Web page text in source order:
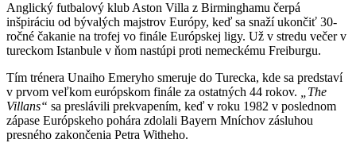
Anglický futbalový klub Aston Villa z Birminghamu čerpá
inšpiráciu od bývalých majstrov Európy, keď sa snaží ukončiť 30-
ročné čakanie na trofej vo finále Európskej ligy. Už v stredu večer v
tureckom Istanbule v ňom nastúpi proti nemeckému Freiburgu.
Tím trénera Unaiho Emeryho smeruje do Turecka, kde sa predstaví
v prvom veľkom európskom finále za ostatných 44 rokov.
„The
Villans“ sa preslávili prekvapením, keď v roku 1982 v poslednom
zápase Európskeho pohára zdolali Bayern Mníchov zásluhou
presného zakončenia Petra Witheho.